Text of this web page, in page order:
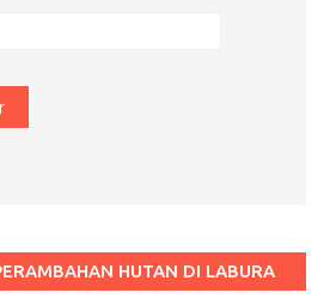
HUTAN DI LABURA